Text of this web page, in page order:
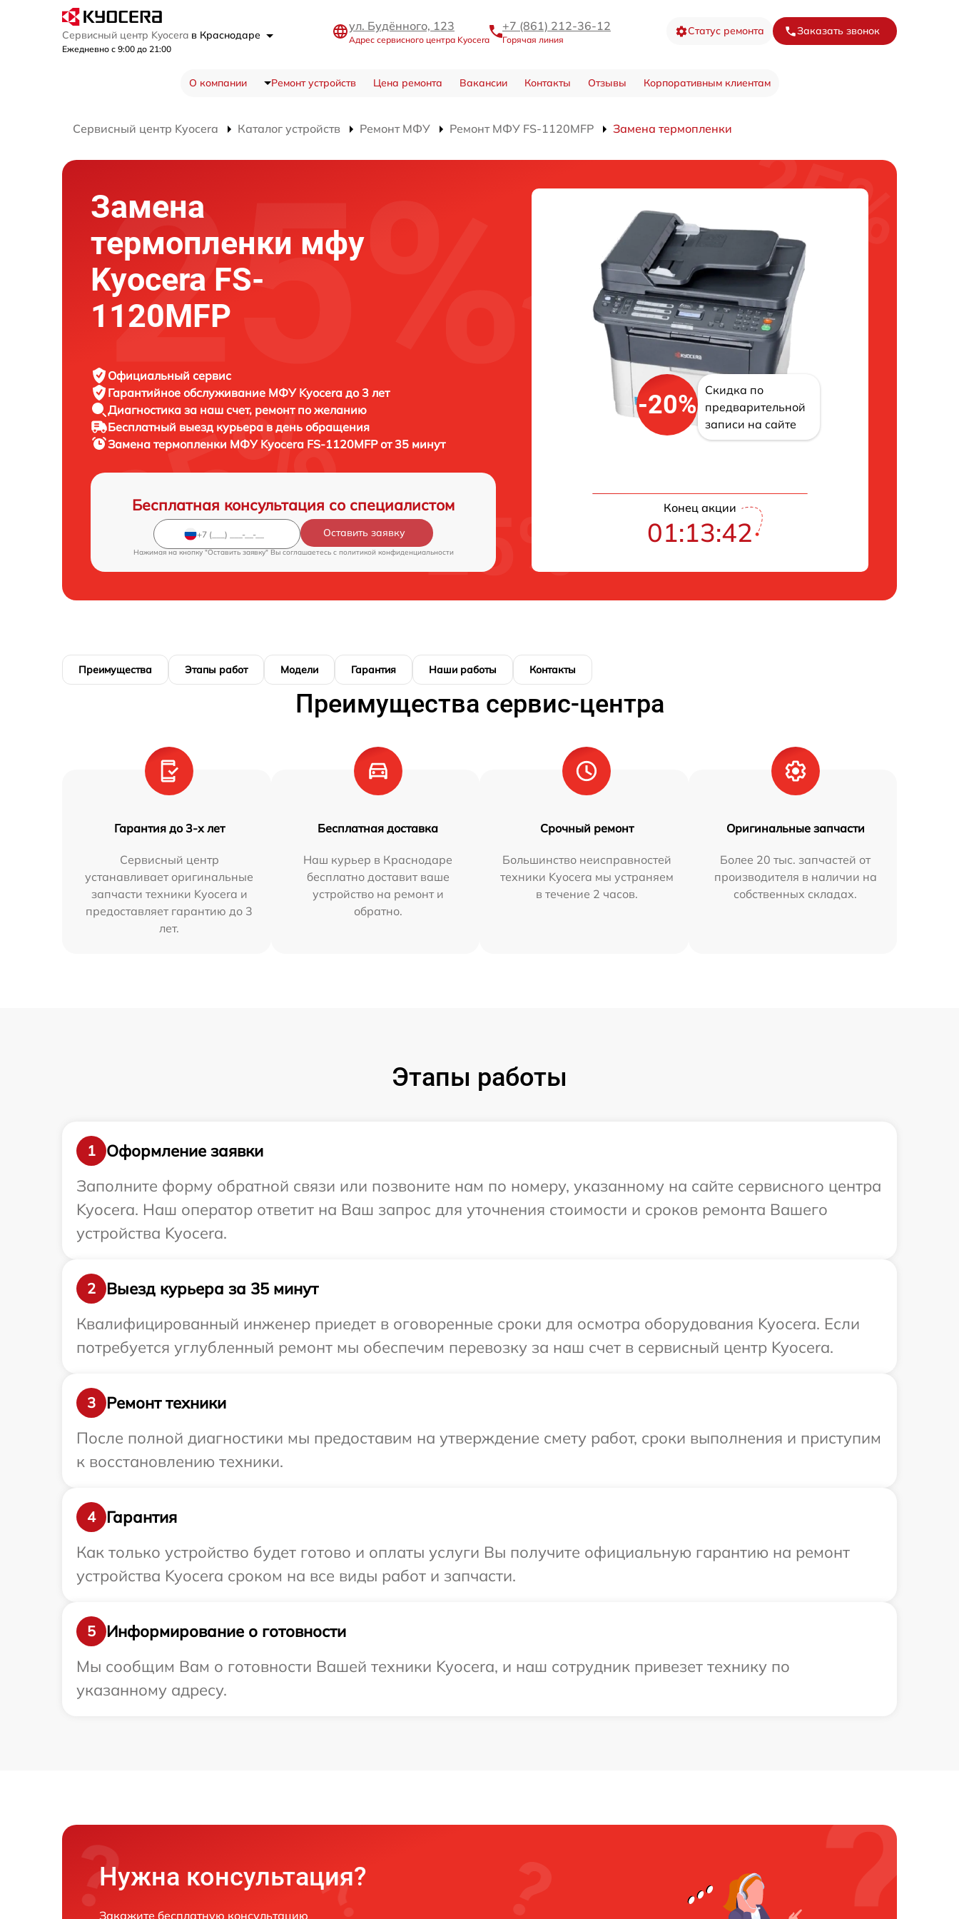
Сервисный центр Kyocera в Краснодаре
Ежедневно с 9:00 до 21:00
ул. Будённого, 123
Адрес сервисного центра Kyocera
+7 (861) 212-36-12
Горячая линия
Статус ремонта Заказать звонок
О компании Ремонт устройств Цена ремонта Вакансии Контакты Отзывы Корпоративным клиентам
Сервисный центр Kyocera Каталог устройств Ремонт МФУ Ремонт МФУ FS-1120MFP Замена термопленки
Замена
термопленки мфу
Kyocera FS-
1120MFP
Официальный сервис
Гарантийное обслуживание МФУ Kyocera до 3 лет
Диагностика за наш счет, ремонт по желанию
Бесплатный выезд курьера в день обращения
Замена термопленки МФУ Kyocera FS-1120MFP от 35 минут
Бесплатная консультация со специалистом
Оставить заявку
Нажимая на кнопку "Оставить заявку" Вы соглашаетесь c политикой конфиденциальности
-20%
Скидка по
предварительной
записи на сайте
Конец акции
01:13:41
Преимущества Этапы работ Модели Гарантия Наши работы Контакты
Преимущества сервис-центра
Гарантия до 3-х лет
Сервисный центр
устанавливает оригинальные
запчасти техники Kyocera и
предоставляет гарантию до 3
лет.
Бесплатная доставка
Наш курьер в Краснодаре
бесплатно доставит ваше
устройство на ремонт и
обратно.
Срочный ремонт
Большинство неисправностей
техники Kyocera мы устраняем
в течение 2 часов.
Оригинальные запчасти
Более 20 тыс. запчастей от
производителя в наличии на
собственных складах.
Этапы работы
1
Оформление заявки
Заполните форму обратной связи или позвоните нам по номеру, указанному на сайте сервисного центра
Kyocera. Наш оператор ответит на Ваш запрос для уточнения стоимости и сроков ремонта Вашего
устройства Kyocera.
2
Выезд курьера за 35 минут
Квалифицированный инженер приедет в оговоренные сроки для осмотра оборудования Kyocera. Если
потребуется углубленный ремонт мы обеспечим перевозку за наш счет в сервисный центр Kyocera.
3
Ремонт техники
После полной диагностики мы предоставим на утверждение смету работ, сроки выполнения и приступим
к восстановлению техники.
4
Гарантия
Как только устройство будет готово и оплаты услуги Вы получите официальную гарантию на ремонт
устройства Kyocera сроком на все виды работ и запчасти.
5
Информирование о готовности
Мы сообщим Вам о готовности Вашей техники Kyocera, и наш сотрудник привезет технику по
указанному адресу.
Нужна консультация?
Закажите бесплатную консультацию